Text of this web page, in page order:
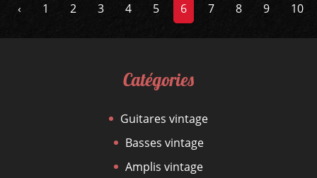
‹ 1 2 3 4 5 6 7 8 9 10
Catégories
Guitares vintage
Basses vintage
Amplis vintage